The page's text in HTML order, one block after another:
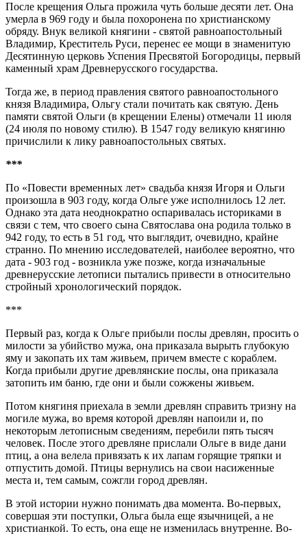
После крещения Ольга прожила чуть больше десяти лет. Она
умерла в 969 году и была похоронена по христианскому
обряду. Внук великой княгини - святой равноапостольный
Владимир, Креститель Руси, перенес ее мощи в знаменитую
Десятинную церковь Успения Пресвятой Богородицы, первый
каменный храм Древнерусского государства.
Тогда же, в период правления святого равноапостольного
князя Владимира, Ольгу стали почитать как святую. День
памяти святой Ольги (в крещении Елены) отмечали 11 июля
(24 июля по новому стилю). В 1547 году великую княгиню
причислили к лику равноапостольных святых.
***
По «Повести временных лет» свадьба князя Игоря и Ольги
произошла в 903 году, когда Ольге уже исполнилось 12 лет.
Однако эта дата неоднократно оспаривалась историками в
связи с тем, что своего сына Святослава она родила только в
942 году, то есть в 51 год, что выглядит, очевидно, крайне
странно. По мнению исследователей, наиболее вероятно, что
дата - 903 год - возникла уже позже, когда изначальные
древнерусские летописи пытались привести в относительно
стройный хронологический порядок.
***
Первый раз, когда к Ольге прибыли послы древлян, просить о
милости за убийство мужа, она приказала вырыть глубокую
яму и закопать их там живьем, причем вместе с кораблем.
Когда прибыли другие древлянские послы, она приказала
затопить им баню, где они и были сожжены живьем.
Потом княгиня приехала в земли древлян справить тризну на
могиле мужа, во время которой древлян напоили и, по
некоторым летописным сведениям, перебили пять тысяч
человек. После этого древляне прислали Ольге в виде дани
птиц, а она велела привязать к их лапам горящие тряпки и
отпустить домой. Птицы вернулись на свои насиженные
места и, тем самым, сожгли город древлян.
В этой истории нужно понимать два момента. Во-первых,
совершая эти поступки, Ольга была еще язычницей, а не
христианкой. То есть, она еще не изменилась внутренне. Во-